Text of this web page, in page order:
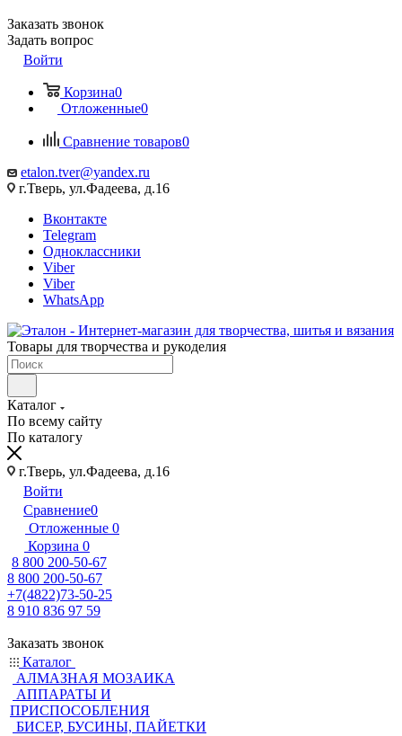
Заказать звонок
Задать вопрос
Войти
Корзина0
Отложенные0
Сравнение товаров0
etalon.tver@yandex.ru
г.Тверь, ул.Фадеева, д.16
Вконтакте
Telegram
Одноклассники
Viber
Viber
WhatsApp
Товары для творчества и рукоделия
Каталог
По всему сайту
По каталогу
г.Тверь, ул.Фадеева, д.16
Войти
Сравнение0
Отложенные 0
Корзина 0
8 800 200-50-67
8 800 200-50-67
+7(4822)73-50-25
8 910 836 97 59
Заказать звонок
Каталог
АЛМАЗНАЯ МОЗАИКА
АППАРАТЫ И
ПРИСПОСОБЛЕНИЯ
БИСЕР, БУСИНЫ, ПАЙЕТКИ